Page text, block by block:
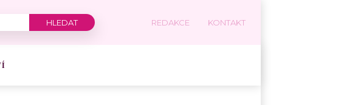
REDAKCE KONTAKT